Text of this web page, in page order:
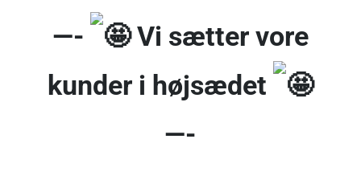
—-
Vi sætter vore
kunder i højsædet
—-